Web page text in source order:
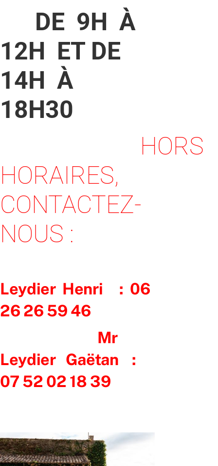
DE 9H À
12H ET DE
14H À
18H30
HORS
HORAIRES,
CONTACTEZ-
NOUS :
Leydier Henri : 06
26 26 59 46
Mr
Leydier Gaëtan :
07 52 02 18 39